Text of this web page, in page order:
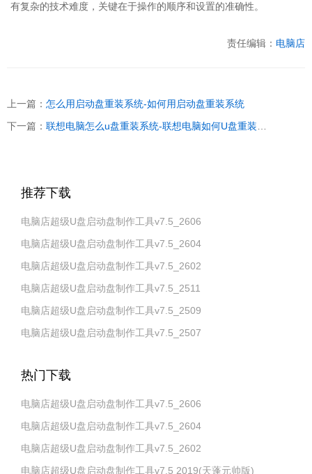
有复杂的技术难度，关键在于操作的顺序和设置的准确性。
责任编辑： 电脑店
上一篇： 怎么用启动盘重装系统-如何用启动盘重装系统
下一篇： 联想电脑怎么u盘重装系统-联想电脑如何U盘重装系统
推荐下载
电脑店超级U盘启动盘制作工具v7.5_2606
电脑店超级U盘启动盘制作工具v7.5_2604
电脑店超级U盘启动盘制作工具v7.5_2602
电脑店超级U盘启动盘制作工具v7.5_2511
电脑店超级U盘启动盘制作工具v7.5_2509
电脑店超级U盘启动盘制作工具v7.5_2507
热门下载
电脑店超级U盘启动盘制作工具v7.5_2606
电脑店超级U盘启动盘制作工具v7.5_2604
电脑店超级U盘启动盘制作工具v7.5_2602
电脑店超级U盘启动盘制作工具v7.5 2019(天蓬元帅版)